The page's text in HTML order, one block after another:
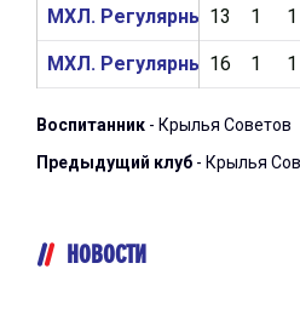
13 1 1
16 1 1
МХЛ. Регулярный
МХЛ. Регулярный
Воспитанник - Крылья Советов
Предыдущий клуб - Крылья
НОВОСТИ